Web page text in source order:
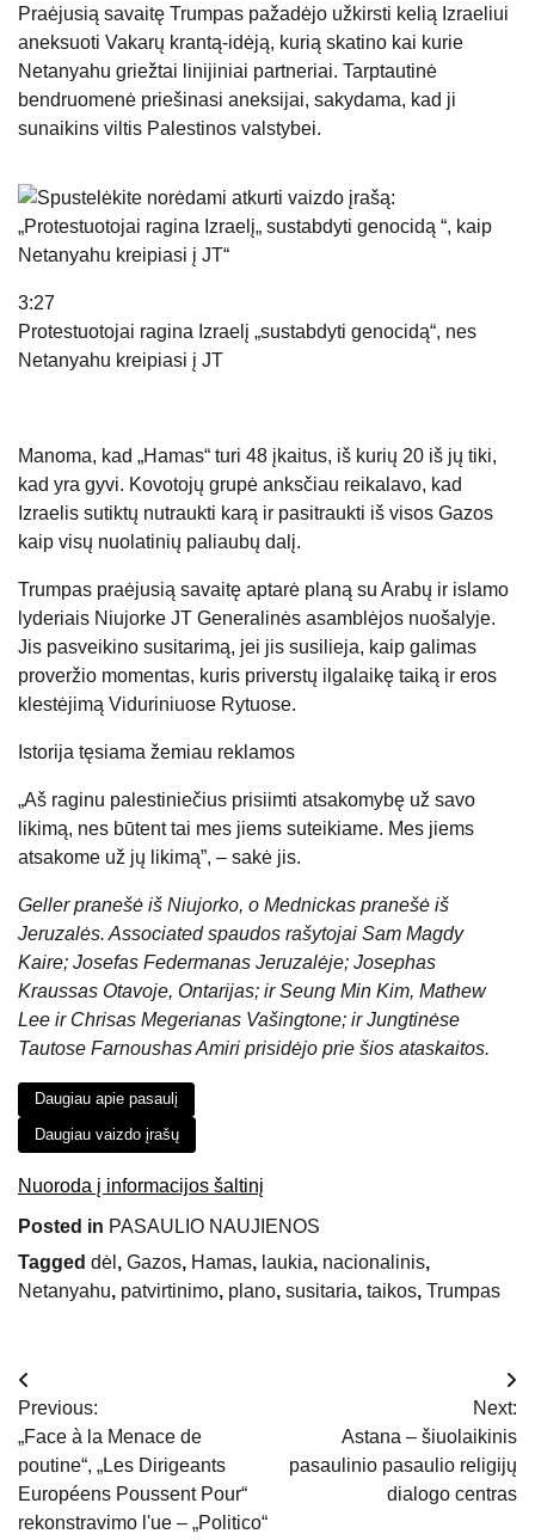
Praėjusią savaitę Trumpas pažadėjo užkirsti kelią Izraeliui
aneksuoti Vakarų krantą-idėją, kurią skatino kai kurie
Netanyahu griežtai linijiniai partneriai. Tarptautinė
bendruomenė priešinasi aneksijai, sakydama, kad ji
sunaikins viltis Palestinos valstybei.
3:27
Protestuotojai ragina Izraelį „sustabdyti genocidą“, nes
Netanyahu kreipiasi į JT
Manoma, kad „Hamas“ turi 48 įkaitus, iš kurių 20 iš jų tiki,
kad yra gyvi. Kovotojų grupė anksčiau reikalavo, kad
Izraelis sutiktų nutraukti karą ir pasitraukti iš visos Gazos
kaip visų nuolatinių paliaubų dalį.
Trumpas praėjusią savaitę aptarė planą su Arabų ir islamo
lyderiais Niujorke JT Generalinės asamblėjos nuošalyje.
Jis pasveikino susitarimą, jei jis susilieja, kaip galimas
proveržio momentas, kuris priverstų ilgalaikę taiką ir eros
klestėjimą Viduriniuose Rytuose.
Istorija tęsiama žemiau reklamos
„Aš raginu palestiniečius prisiimti atsakomybę už savo
likimą, nes būtent tai mes jiems suteikiame. Mes jiems
atsakome už jų likimą”, – sakė jis.
Geller pranešė iš Niujorko, o Mednickas pranešė iš
Jeruzalės. Associated spaudos rašytojai Sam Magdy
Kaire; Josefas Federmanas Jeruzalėje; Josephas
Kraussas Otavoje, Ontarijas; ir Seung Min Kim, Mathew
Lee ir Chrisas Megerianas Vašingtone; ir Jungtinėse
Tautose Farnoushas Amiri prisidėjo prie šios ataskaitos.
Daugiau apie pasaulį
Daugiau vaizdo įrašų
Nuoroda į informacijos šaltinį
Posted in PASAULIO NAUJIENOS
Tagged dėl , Gazos, Hamas, laukia, nacionalinis,
Netanyahu, patvirtinimo, plano, susitaria, taikos, Trumpas
Navigacija
tarp
įrašų
Previous:
„Face à la Menace de
poutine“, „Les Dirigeants
Européens Poussent Pour“
rekonstravimo l'ue – „Politico“
Next:
Astana – šiuolaikinis
pasaulinio pasaulio religijų
dialogo centras